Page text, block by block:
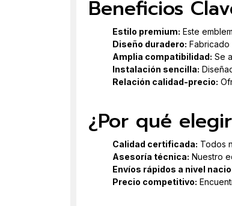
Beneficios
Estilo premium: Este
Diseño duradero: Fabricado
Amplia compatibilidad: Se
Instalación sencilla:
Relación calidad-precio:
¿Por qué
Calidad certificada: Todos
Asesoría técnica: Nuestro
Envíos rápidos a nivel
Precio competitivo: